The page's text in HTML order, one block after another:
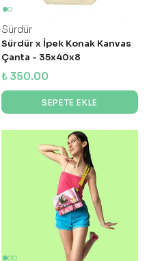
Sürdür
Sürdür x İpek Konak Kanvas
Çanta - 35x40x8
₺ 350.00
SEPETE EKLE